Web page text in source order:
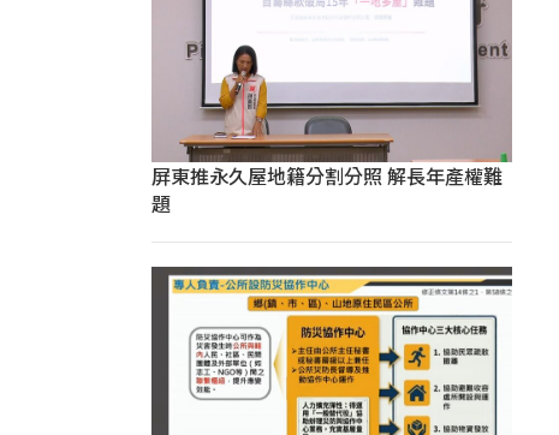
屏東推永久屋地籍分割分照 解長年產權難
題